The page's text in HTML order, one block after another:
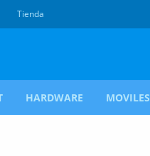
Tienda
HARDWARE MOVILES